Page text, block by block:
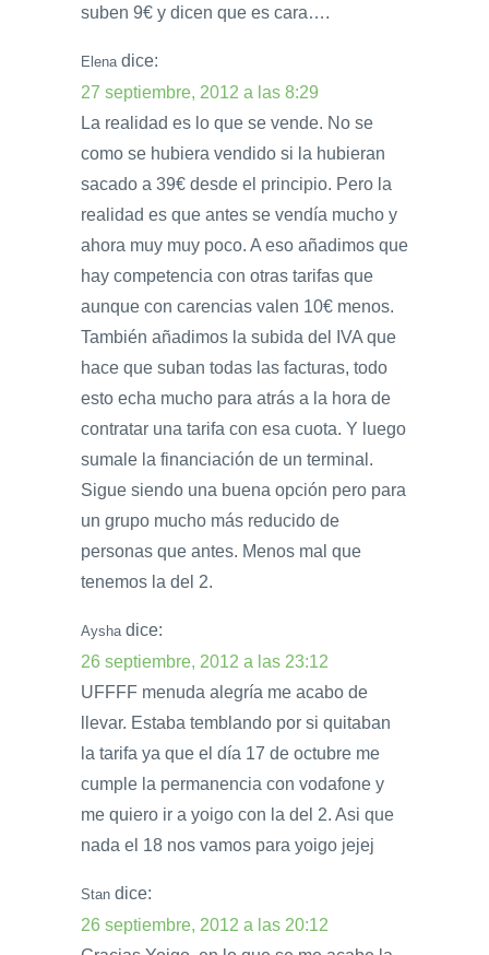
suben 9€ y dicen que es cara….
Elena dice:
27 septiembre, 2012 a las 8:29
La realidad es lo que se vende. No se
como se hubiera vendido si la hubieran
sacado a 39€ desde el principio. Pero la
realidad es que antes se vendía mucho y
ahora muy muy poco. A eso añadimos que
hay competencia con otras tarifas que
aunque con carencias valen 10€ menos.
También añadimos la subida del IVA que
hace que suban todas las facturas, todo
esto echa mucho para atrás a la hora de
contratar una tarifa con esa cuota. Y luego
sumale la financiación de un terminal.
Sigue siendo una buena opción pero para
un grupo mucho más reducido de
personas que antes. Menos mal que
tenemos la del 2.
Aysha dice:
26 septiembre, 2012 a las 23:12
UFFFF menuda alegría me acabo de
llevar. Estaba temblando por si quitaban
la tarifa ya que el día 17 de octubre me
cumple la permanencia con vodafone y
me quiero ir a yoigo con la del 2. Asi que
nada el 18 nos vamos para yoigo jejej
Stan dice:
26 septiembre, 2012 a las 20:12